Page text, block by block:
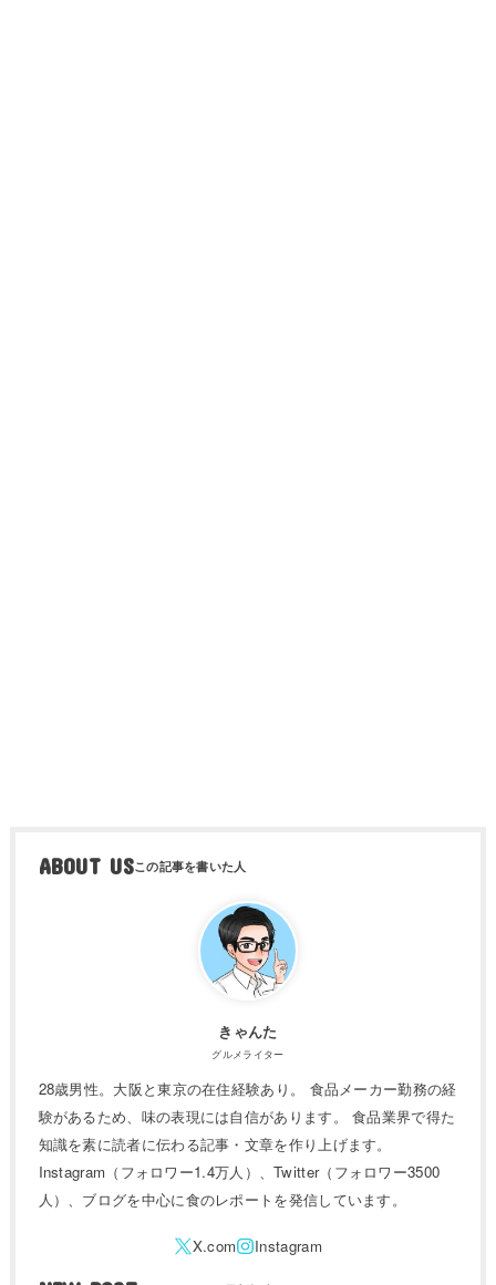
ABOUT US
きゃんた
グルメライター
28歳男性。大阪と東京の在住経験あり。 食品メーカー勤務の経
験があるため、味の表現には自信があります。 食品業界で得た
知識を素に読者に伝わる記事・文章を作り上げます。
Instagram（フォロワー1.4万人）、Twitter（フォロワー3500
人）、ブログを中心に食のレポートを発信しています。